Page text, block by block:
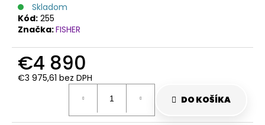
Skladom
Kód: 255
Značka:FISHER
€4 890
€3 975,61 bez DPH
DO KOŠÍKA
ú
č
a
m
e